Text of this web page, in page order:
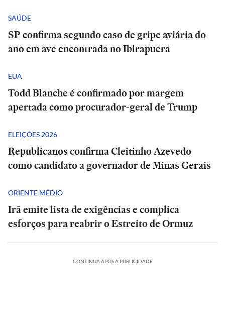
SAÚDE
SP confirma segundo caso de gripe aviária do
ano em ave encontrada no Ibirapuera
EUA
Todd Blanche é confirmado por margem
apertada como procurador-geral de Trump
ELEIÇÕES 2026
Republicanos confirma Cleitinho Azevedo
como candidato a governador de Minas Gerais
ORIENTE MÉDIO
Irã emite lista de exigências e complica
esforços para reabrir o Estreito de Ormuz
CONTINUA APÓS A PUBLICIDADE